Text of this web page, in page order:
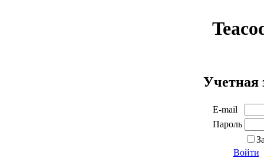
Учетная
E-mail
Пароль
Войти